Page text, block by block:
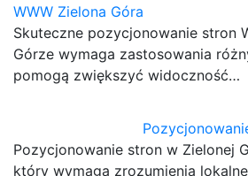
WWW Zielona Góra
Skuteczne pozycjonowanie stron
Górze wymaga zastosowania
pomogą zwiększyć widoczność…
Pozycjonowanie stron w Zielonej
który wymaga zrozumienia